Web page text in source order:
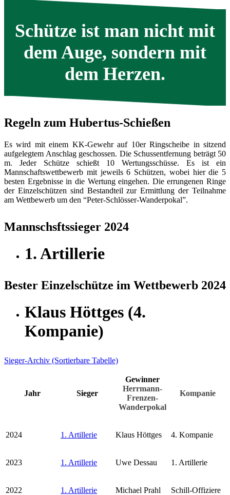
Schütze ist man nicht mit
dem Auge, sondern mit
dem Herzen.
Regeln zum Hubertus-Schießen
Es wird mit einem KK-Gewehr auf 10er Ringscheibe in sitzend
aufgelegtem Anschlag geschossen. Die Schussentfernung beträgt 50
m. Jeder Schütze schießt 10 Wertungsschüsse. Es ist ein
Mannschaftswettbewerb mit jeweils 6 Schützen, wobei hier die 5
besten Ergebnisse in die Wertung eingehen. Die errungenen Ringe
der Einzelschützen sind Bestandteil zur Ermittlung der Teilnahme
am Wettbewerb um den “Peter-Schlösser-Wanderpokal”.
Mannschsftssieger 2024
1. Artillerie
Bester Einzelschütze im Wettbewerb 2024
Klaus Höttges (4.
Kompanie)
Sieger-Archiv (Sortierbare Tabelle)
Jahr Sieger
Gewinner
Herrmann-
Frenzen-
Wanderpokal
Kompanie
2024 1. Artillerie Klaus Höttges 4. Kompanie
2023 1. Artillerie Uwe Dessau 1. Artillerie
2022 1. Artillerie Michael Prahl Schill-Offiziere